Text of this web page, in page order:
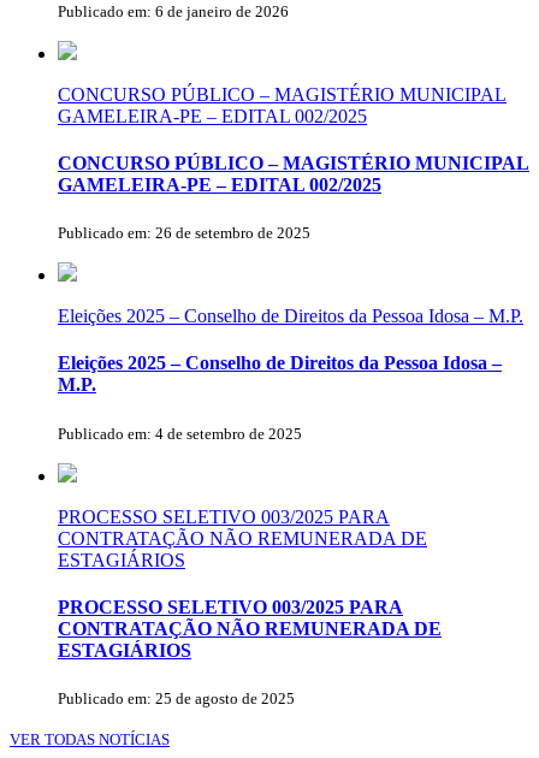
Publicado em: 6 de janeiro de 2026
CONCURSO PÚBLICO – MAGISTÉRIO MUNICIPAL
GAMELEIRA-PE – EDITAL 002/2025
CONCURSO PÚBLICO – MAGISTÉRIO MUNICIPAL
GAMELEIRA-PE – EDITAL 002/2025
Publicado em: 26 de setembro de 2025
Eleições 2025 – Conselho de Direitos da Pessoa Idosa – M.P.
Eleições 2025 – Conselho de Direitos da Pessoa Idosa –
M.P.
Publicado em: 4 de setembro de 2025
PROCESSO SELETIVO 003/2025 PARA
CONTRATAÇÃO NÃO REMUNERADA DE
ESTAGIÁRIOS
PROCESSO SELETIVO 003/2025 PARA
CONTRATAÇÃO NÃO REMUNERADA DE
ESTAGIÁRIOS
Publicado em: 25 de agosto de 2025
VER TODAS NOTÍCIAS